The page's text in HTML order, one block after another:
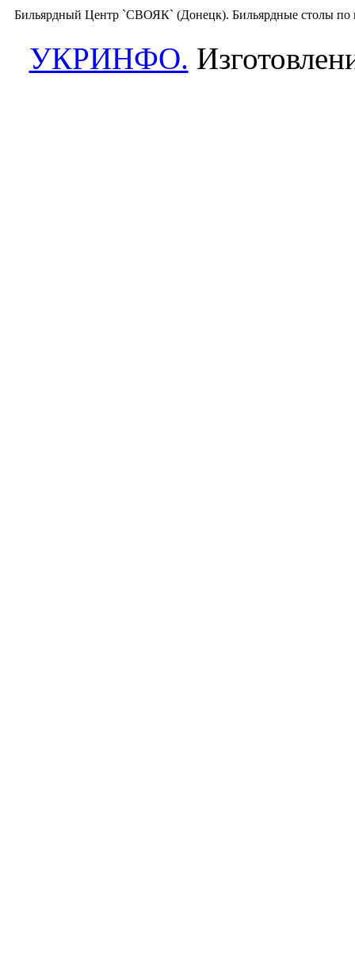
Бильярдный Центр `СВОЯК` (Донецк). Бильярдные столы по
УКРИНФО.